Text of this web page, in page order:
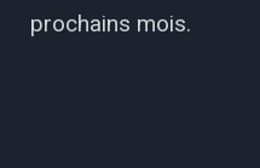
prochains mois.